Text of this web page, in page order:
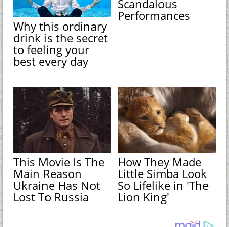
Why this ordinary
drink is the secret
to feeling your
best every day
Scandalous
Performances
This Movie Is The
Main Reason
Ukraine Has Not
Lost To Russia
How They Made
Little Simba Look
So Lifelike in 'The
Lion King'